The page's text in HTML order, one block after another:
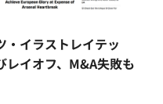
・イラストレイテッ
レイオフ、M&A失敗も